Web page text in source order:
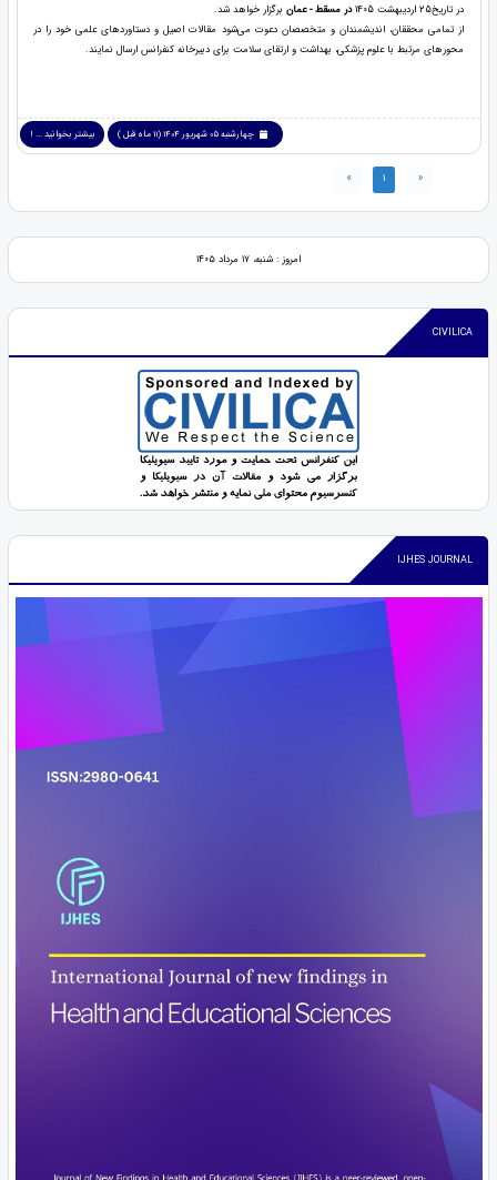
در تاریخ25 اردیبهشت 1405
در مسقط - عمان برگزار خواهد شد.
از تمامی محققان، اندیشمندان و متخصصان دعوت می‌شود مقالات اصیل و دستاوردهای علمی خود را در
محورهای مرتبط با علوم پزشکی، بهداشت و ارتقای سلامت برای دبیرخانه کنفرانس ارسال نمایند.
چهارشنبه 05 شهریور 1404 (11 ماه قبل ) بیشتر بخوانید ... !
«
1
»
امروز : شنبه، ۱۷ مرداد ۱۴۰۵
CIVILICA
IJHES JOURNAL